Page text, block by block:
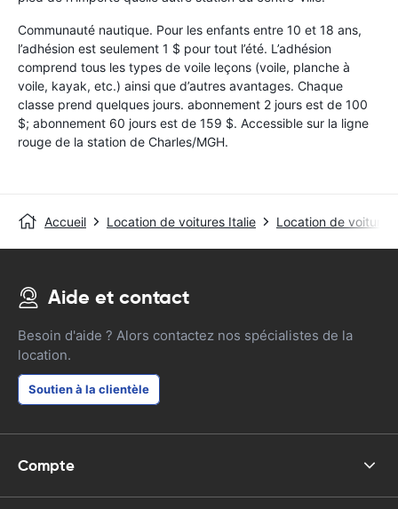
Communauté nautique. Pour les enfants entre 10 et 18 ans,
l’adhésion est seulement 1 $ pour tout l’été. L’adhésion
comprend tous les types de voile leçons (voile, planche à
voile, kayak, etc.) ainsi que d’autres avantages. Chaque
classe prend quelques jours. abonnement 2 jours est de 100
$; abonnement 60 jours est de 159 $. Accessible sur la ligne
rouge de la station de Charles/MGH.
Accueil Location de voitures Italie Location de voitures
Aide et contact
Besoin d'aide ? Alors contactez nos spécialistes de la
location.
Soutien à la clientèle
Compte